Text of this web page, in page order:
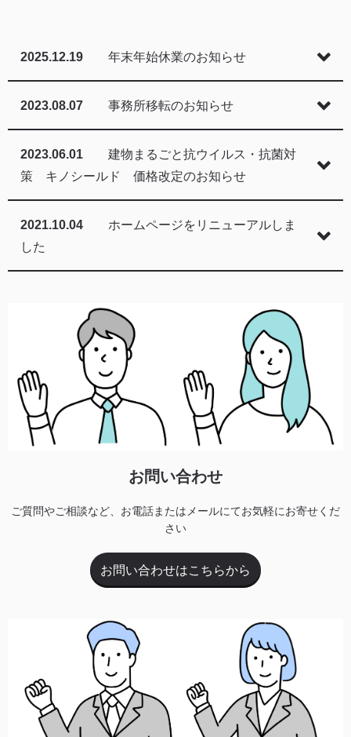
2025.12.19 年末年始休業のお知らせ
2023.08.07 事務所移転のお知らせ
2023.06.01 建物まるごと抗ウイルス・抗菌対
策 キノシールド 価格改定のお知らせ
2021.10.04 ホームページをリニューアルしま
した
お問い合わせ
ご質問やご相談など、お電話またはメールにてお気軽にお寄せくだ
さい
お問い合わせはこちらから